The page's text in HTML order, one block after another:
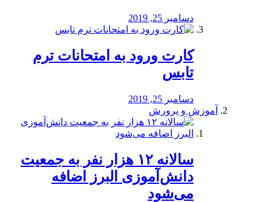
دسامبر 25, 2019
کارت ورود به امتحانات ترم
تابس
دسامبر 25, 2019
آموزش و پرورش
️سالانه ۱۲ هزار نفر به جمعیت
دانش‌آموزی البرز اضافه
می‌شود